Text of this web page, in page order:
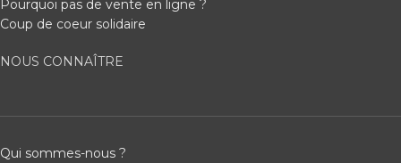
Pourquoi pas de vente en ligne ?
Coup de coeur solidaire
NOUS CONNAÎTRE
Qui sommes-nous ?